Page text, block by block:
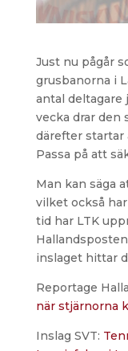
Just nu pågår
grusbanorna i
antal deltagare
vecka drar den
därefter startar
Passa på att
Man kan säga
vilket också
tid har LTK
inslaget hittar
Reportage
när stjärnorna
Inslag SVT: